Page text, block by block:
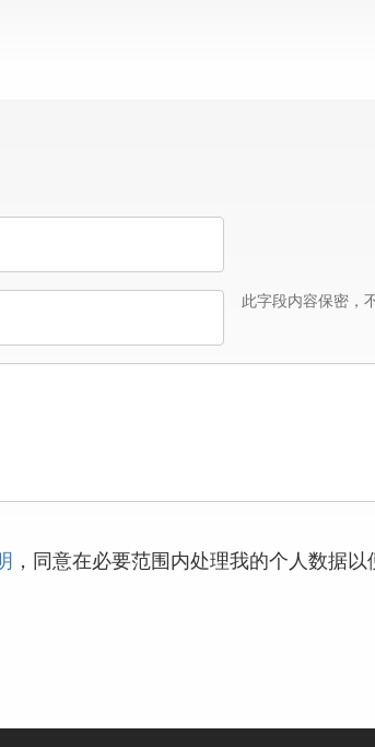
此字段内容保密，
，同意在必要范围内处理我的个人数据